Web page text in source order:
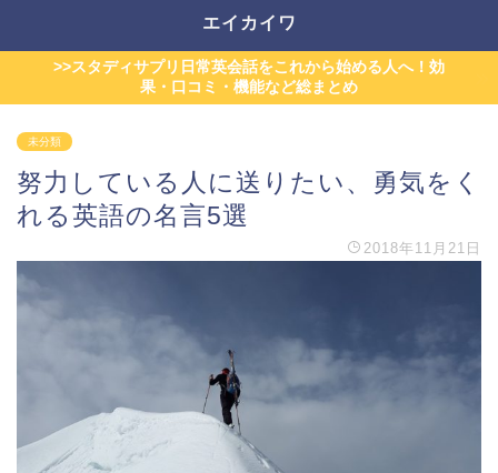
エイカイワ
>>スタディサプリ日常英会話をこれから始める人へ！効
果・口コミ・機能など総まとめ
未分類
努力している人に送りたい、勇気をく
れる英語の名言5選
2018年11月21日